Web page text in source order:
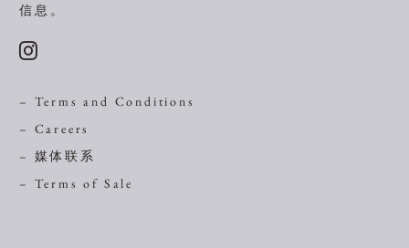
信息。
– Terms and Conditions
– Careers
– 媒体联系
– Terms of Sale